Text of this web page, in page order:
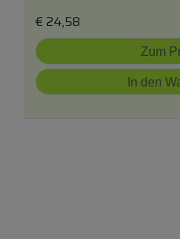
€ 24,58
Zum
In den